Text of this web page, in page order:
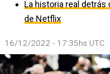
La historia real detrás
de Netflix
16/12/2022 - 17:35hs UTC